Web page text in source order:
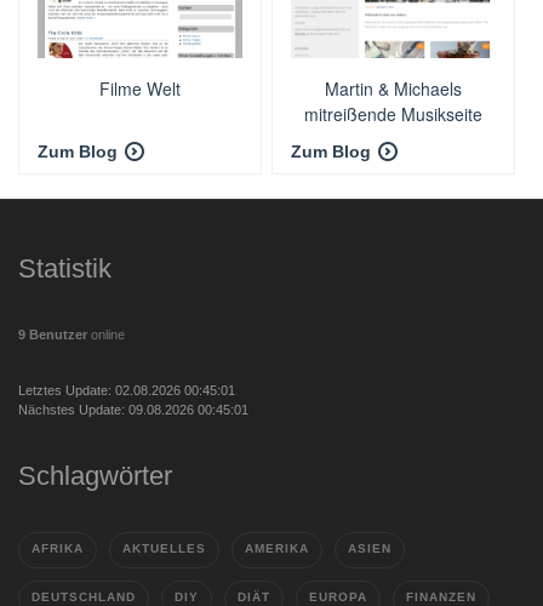
Filme Welt
Zum Blog
Martin & Michaels
mitreißende Musikseite
Zum Blog
Statistik
9 Benutzer online
Letztes Update: 02.08.2026 00:45:01
Nächstes Update: 09.08.2026 00:45:01
Schlagwörter
AFRIKA AKTUELLES AMERIKA ASIEN
DEUTSCHLAND DIY DIÄT EUROPA FINANZEN